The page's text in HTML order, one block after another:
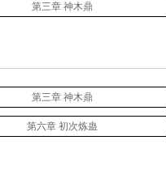
第三章 神木鼎
第三章 神木鼎
第六章 初次炼蛊